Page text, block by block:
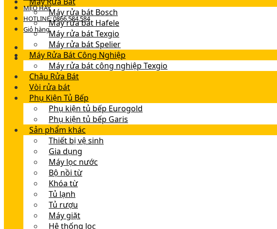
MẸO HAY
HOTLINE: 0866.584.584
Giỏ hàng
Máy rửa bát Bosch
Máy rửa bát Hafele
Máy rửa bát Texgio
Máy rửa bát Spelier
Máy Rửa Bát Công Nghiệp
Máy rửa bát công nghiệp Texgio
Chậu Rửa Bát
Vòi rửa bát
Phụ Kiện Tủ Bếp
Phụ kiện tủ bếp Eurogold
Phụ kiện tủ bếp Garis
Sản phẩm khác
Thiết bị vệ sinh
Gia dụng
Máy lọc nước
Bộ nồi từ
Khóa từ
Tủ lạnh
Tủ rượu
Máy giặt
Hệ thống lọc